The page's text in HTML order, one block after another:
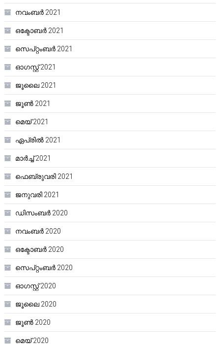
നവംബർ 2021
ഒക്ടോബർ 2021
സെപ്റ്റംബർ 2021
ഓഗസ്റ്റ്‌ 2021
ജൂലൈ 2021
ജൂൺ 2021
മെയ്‌ 2021
ഏപ്രിൽ 2021
മാർച്ച്‌ 2021
ഫെബ്രുവരി 2021
ജനുവരി 2021
ഡിസംബർ 2020
നവംബർ 2020
ഒക്ടോബർ 2020
സെപ്റ്റംബർ 2020
ഓഗസ്റ്റ്‌ 2020
ജൂലൈ 2020
ജൂൺ 2020
മെയ്‌ 2020